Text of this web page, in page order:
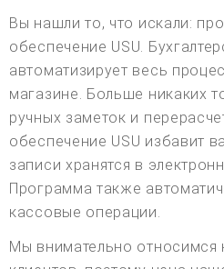
Вы нашли то, что искали:
обеспечение USU.
автоматизирует весь
магазине. Больше никаких
ручных заметок и
обеспечение USU избавит
записи хранятся в
Программа также
кассовые операции.
Мы внимательно